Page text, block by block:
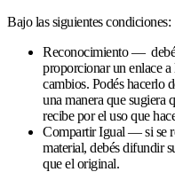
Bajo las siguientes condiciones:
Reconocimiento —
proporcionar un enlace a
cambios. Podés hacerlo
una manera que sugiera
recibe por el uso que
Compartir Igual — si se
material, debés difundir
que el original.